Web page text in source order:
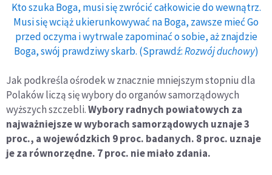
Kto szuka Boga, musi się zwrócić całkowicie do wewnątrz.
Musi się wciąż ukierunkowywać na Boga, zawsze mieć Go
przed oczyma i wytrwale zapominać o sobie, aż znajdzie
Boga, swój prawdziwy skarb. (Sprawdź:Rozwój duchowy)
Jak podkreśla ośrodek w znacznie mniejszym stopniu dla
Polaków liczą się wybory do organów samorządowych
wyższych szczebli.Wybory radnych powiatowych za
najważniejsze w wyborach samorządowych uznaje 3
proc., a wojewódzkich 9 proc. badanych. 8 proc. uznaje
je za równorzędne. 7 proc. nie miało zdania.